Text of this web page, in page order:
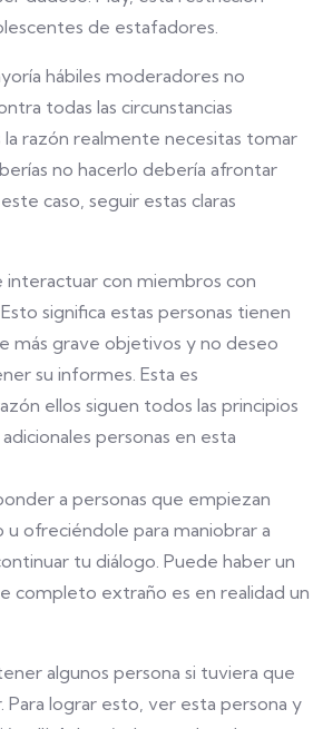
de estafadores.
hábiles moderadores no
todas las circunstancias
la razón realmente necesitas tomar
no hacerlo debería afrontar
caso, seguir estas claras
interactuar con miembros con
significa estas personas tienen
más grave objetivos y no deseo
su informes. Esta es
ellos siguen todos las principios
personas en esta
a personas que empiezan
ofreciéndole para maniobrar a
tu diálogo. Puede haber un
completo extraño es en realidad un
algunos persona si tuviera que
Para lograr esto, ver esta persona y